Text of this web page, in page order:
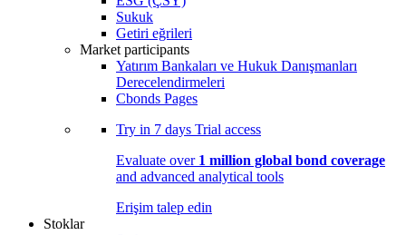
Sukuk
Getiri eğrileri
Market participants
Yatırım Bankaları ve Hukuk Danışmanları
Derecelendirmeleri
Cbonds Pages
Try in 7 days Trial access
Evaluate over 1 million global bond coverage
and advanced analytical tools
Erişim talep edin
Stoklar